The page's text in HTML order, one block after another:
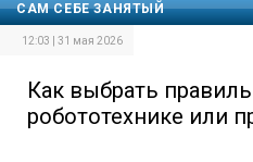
САМ СЕБЕ ЗАНЯТЫЙ
12:03 | 31 мая 2026
Как выбрать
робототехнике или